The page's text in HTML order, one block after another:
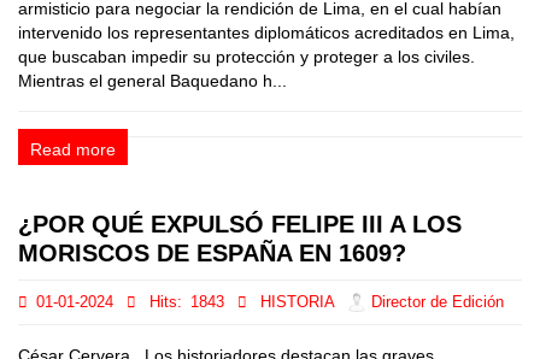
armisticio para negociar la rendición de Lima, en el cual habían
intervenido los representantes diplomáticos acreditados en Lima,
que buscaban impedir su protección y proteger a los civiles.
Mientras el general Baquedano h...
Read more
¿POR QUÉ EXPULSÓ FELIPE III A LOS
MORISCOS DE ESPAÑA EN 1609?
01-01-2024 Hits: 1843 HISTORIA Director de Edición